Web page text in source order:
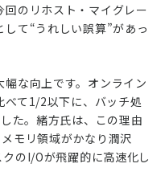
のリホスト・マイグレー
て“うれしい誤算”があっ
な向上です。オンライン
べて1/2以下に、バッチ処
た。緒方氏は、この理由
モリ領域がかなり潤沢
のI/Oが飛躍的に高速化し